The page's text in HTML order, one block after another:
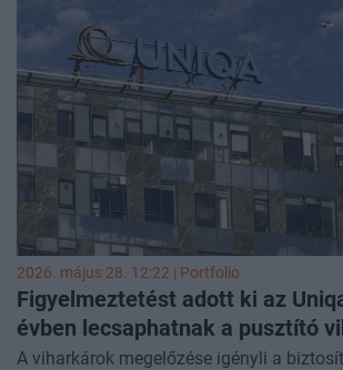
árbevétele 2,059 milliárd euróra csökkent.
2026. május 28. 12:22 | Portfolio
Figyelmeztetést adott ki az
évben lecsaphatnak a pusztító
A viharkárok megelőzése igényli a